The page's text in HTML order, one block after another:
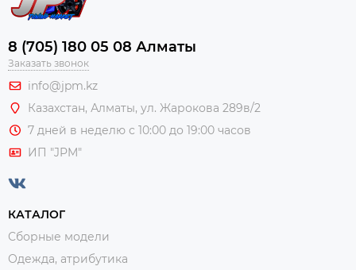
8 (705) 180 05 08 Алматы
Заказать звонок
info@jpm.kz
Казахстан, Алматы, ул. Жарокова 289в/2
7 дней в неделю с 10:00 до 19:00 часов
ИП "JPM"
КАТАЛОГ
Сборные модели
Одежда, атрибутика